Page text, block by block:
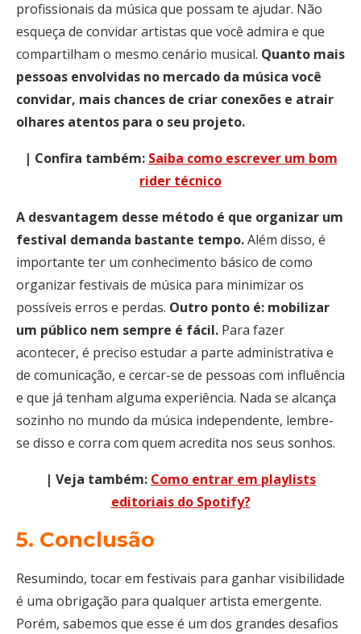
profissionais da música que possam te ajudar. Não
esqueça de convidar artistas que você admira e que
compartilham o mesmo cenário musical. Quanto mais
pessoas envolvidas no mercado da música você
convidar, mais chances de criar conexões e atrair
olhares atentos para o seu projeto.
| Confira também: Saiba como escrever um bom
rider técnico
A desvantagem desse método é que organizar um
festival demanda bastante tempo.Além disso, é
importante ter um conhecimento básico de como
organizar festivais de música para minimizar os
possíveis erros e perdas. Outro ponto é: mobilizar
um público nem sempre é fácil. Para fazer
acontecer, é preciso estudar a parte administrativa e
de comunicação, e cercar-se de pessoas com influência
e que já tenham alguma experiência. Nada se alcança
sozinho no mundo da música independente, lembre-
se disso e corra com quem acredita nos seus sonhos.
| Veja também: Como entrar em playlists
editoriais do Spotify?
5. Conclusão
Resumindo, tocar em festivais para ganhar visibilidade
é uma obrigação para qualquer artista emergente.
Porém, sabemos que esse é um dos grandes desafios